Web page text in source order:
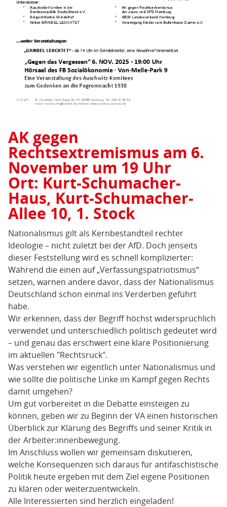
AK gegen
Rechtsextremismus am 6.
November um 19 Uhr
Ort: Kurt-Schumacher-
Haus, Kurt-Schumacher-
Allee 10, 1. Stock
Nationalismus gilt als Kernbestandteil rechter
Ideologie – nicht zuletzt bei der AfD. Doch jenseits
dieser Feststellung wird es schnell komplizierter:
Während die einen auf „Verfassungspatriotismus“
setzen, warnen andere davor, dass der Nationalismus
Deutschland schon einmal ins Verderben geführt
habe.
Wir erkennen, dass der Begriff höchst widersprüchlich
verwendet und unterschiedlich politisch gedeutet wird
– und genau das erschwert eine klare Positionierung
im aktuellen "Rechtsruck".
Was verstehen wir eigentlich unter Nationalismus und
wie sollte die politische Linke im Kampf gegen Rechts
damit umgehen?
Um gut vorbereitet in die Debatte einsteigen zu
können, geben wir zu Beginn der VA einen historischen
Überblick zur Klärung des Begriffs und seiner Kritik in
der Arbeiter:innenbewegung.
Im Anschluss wollen wir gemeinsam diskutieren,
welche Konsequenzen sich daraus für antifaschistische
Politik heute ergeben mit dem Ziel eigene Positionen
zu klären oder weiterzuentwickeln.
Alle Interessierten sind herzlich eingeladen!